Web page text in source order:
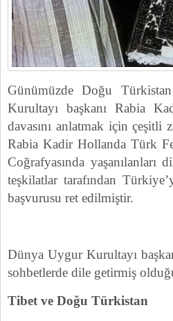
Günümüzde Doğu
Kurultayı başkanı Rabia
davasını anlatmak için çeşitli
Rabia Kadir Hollanda Türk
Coğrafyasında
teşkilatlar tarafından
başvurusu ret edilmiştir.
Dünya Uygur Kurultayı
sohbetlerde dile getirmiş
Tibet ve Doğu Türkistan